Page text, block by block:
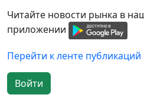
Читайте новости рынка в
приложении
Перейти к ленте публикаций
Войти